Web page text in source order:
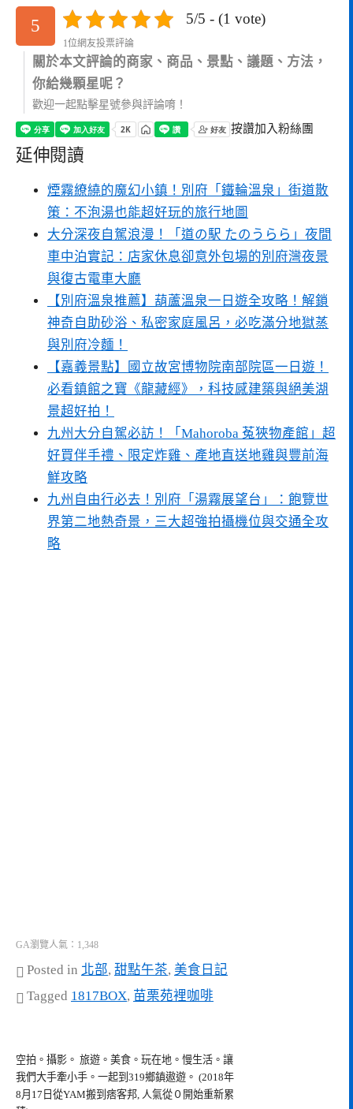
5 5/5 - (1 vote)
1位網友投票評論
關於本文評論的商家、商品、景點、議題、方法，
你給幾顆星呢？
歡迎一起點擊星號參與評論唷！
按讚加入粉絲團
延伸閱讀
煙霧繚繞的魔幻小鎮！別府「鐵輪溫泉」街道散
策：不泡湯也能超好玩的旅行地圖
大分深夜自駕浪漫！「道の駅 たのうらら」夜間
車中泊實記：店家休息卻意外包場的別府灣夜景
與復古電車大廳
【別府溫泉推薦】葫蘆溫泉一日遊全攻略！解鎖
神奇自助砂浴、私密家庭風呂，必吃滿分地獄蒸
與別府冷麵！
【嘉義景點】國立故宮博物院南部院區一日遊！
必看鎮館之寶《龍藏經》，科技感建築與絕美湖
景超好拍！
九州大分自駕必訪！「Mahoroba 菟狹物產館」超
好買伴手禮、限定炸雞、產地直送地雞與豐前海
鮮攻略
九州自由行必去！別府「湯霧展望台」：飽覽世
界第二地熱奇景，三大超強拍攝機位與交通全攻
略
GA瀏覽人氣：1,348
Posted in 北部, 甜點午茶, 美食日記
Tagged 1817BOX, 苗栗苑裡咖啡
空拍。攝影。 旅遊。美食。玩在地。慢生活。讓
我們大手牽小手。一起到319鄉鎮遨遊。 (2018年
8月17日從YAM搬到痞客邦, 人氣從０開始重新累